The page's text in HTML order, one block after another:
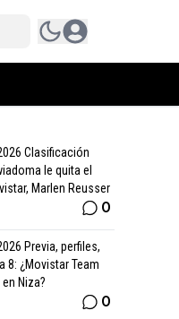
Clasificación
le quita el
Marlen Reusser
0
Previa, perfiles,
8: ¿Movistar Team
Niza?
0